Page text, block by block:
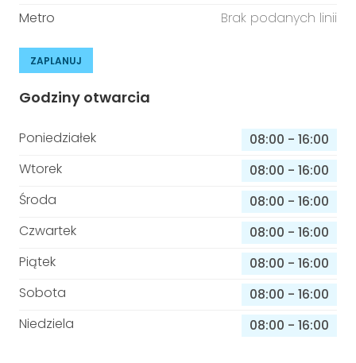
Metro
Brak podanych linii
ZAPLANUJ
Godziny otwarcia
Poniedziałek 08:00 - 16:00
Wtorek
08:00 - 16:00
Środa
08:00 - 16:00
Czwartek
08:00 - 16:00
Piątek
08:00 - 16:00
Sobota
08:00 - 16:00
Niedziela
08:00 - 16:00